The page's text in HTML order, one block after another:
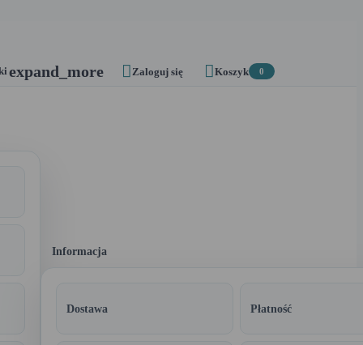
expand_more  Zaloguj się Koszyk 0
Informacja
Dostawa Płatność